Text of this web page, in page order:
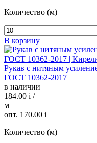
Количество (м)
В корзину
Рукав с нитяным
ГОСТ 10362-2017
в наличии
184.00 i /
м
опт. 170.00 i
Количество (м)